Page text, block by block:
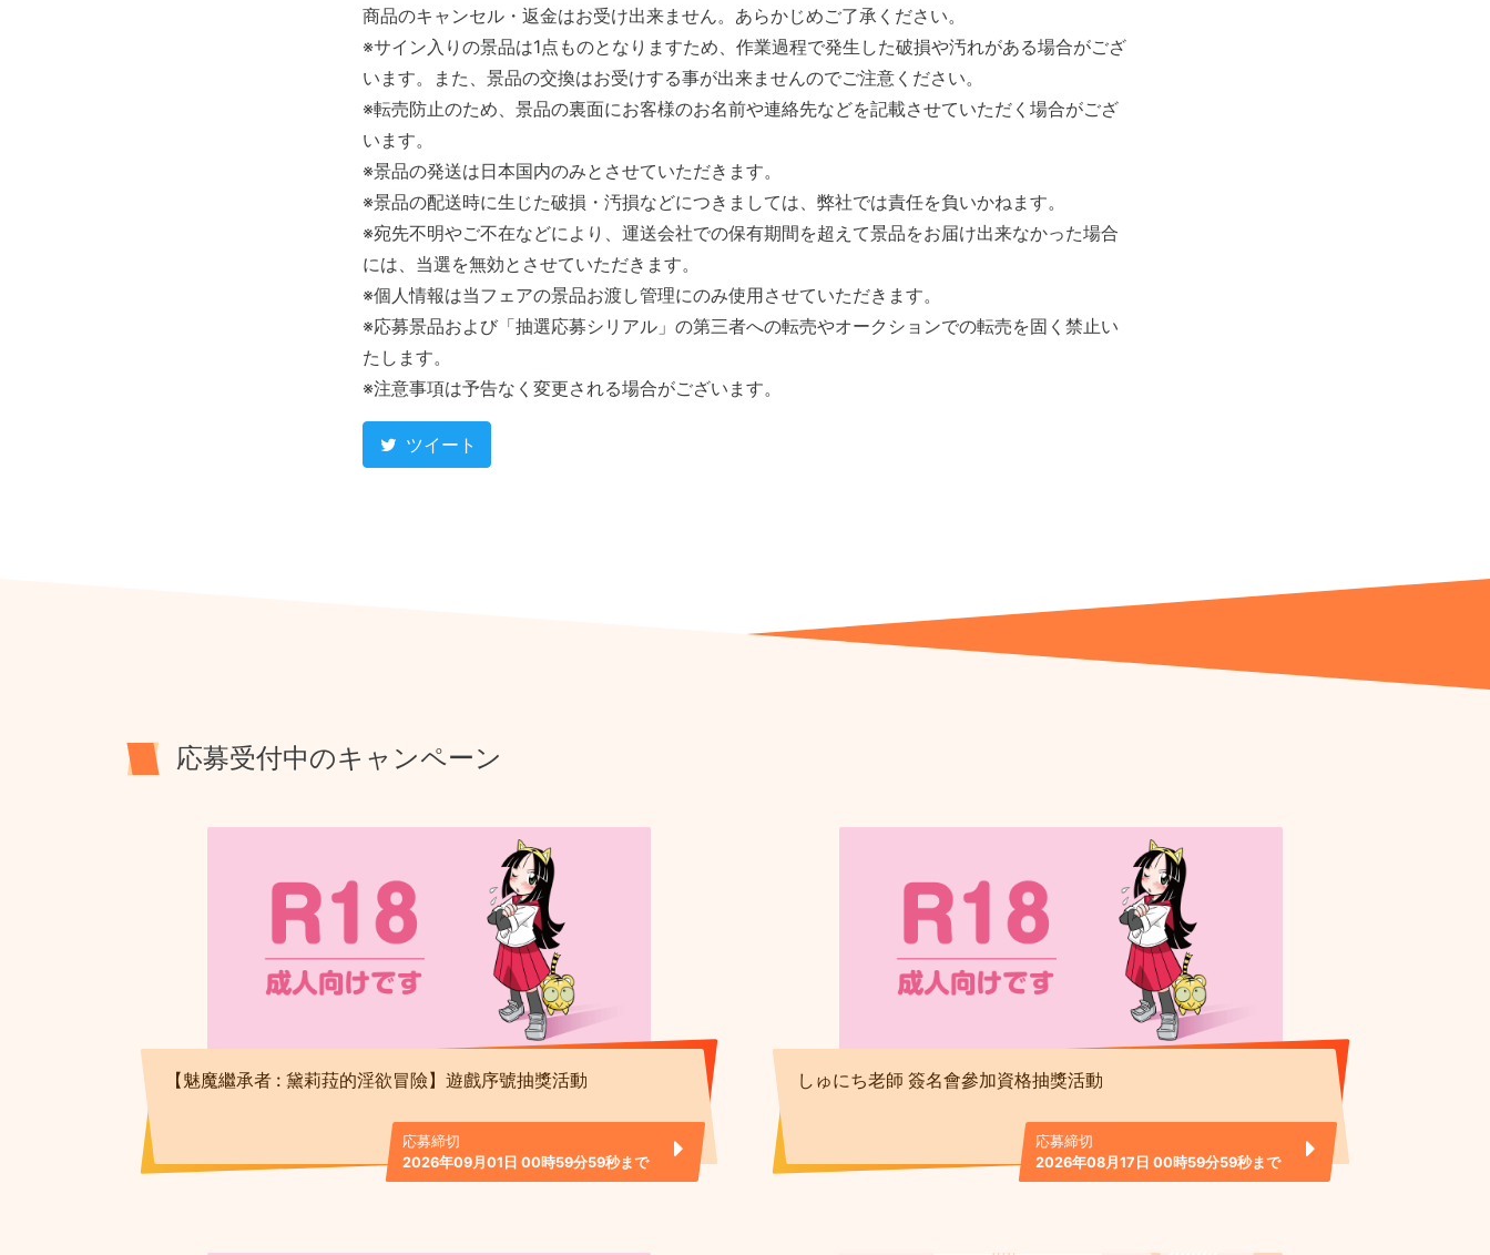
商品のキャンセル・返金はお受け出来ません。あらかじめご了承ください。
※サイン入りの景品は1点ものとなりますため、作業過程で発生した破損や汚れがある場合がござ
います。また、景品の交換はお受けする事が出来ませんのでご注意ください。
※転売防止のため、景品の裏面にお客様のお名前や連絡先などを記載させていただく場合がござ
います。
※景品の発送は日本国内のみとさせていただきます。
※景品の配送時に生じた破損・汚損などにつきましては、弊社では責任を負いかねます。
※宛先不明やご不在などにより、運送会社での保有期間を超えて景品をお届け出来なかった場合
には、当選を無効とさせていただきます。
※個人情報は当フェアの景品お渡し管理にのみ使用させていただきます。
※応募景品および「抽選応募シリアル」の第三者への転売やオークションでの転売を固く禁止い
たします。
※注意事項は予告なく変更される場合がございます。
ツイート
応募受付中のキャンペーン
【魅魔繼承者 : 黛莉菈的淫欲冒險】遊戲序號抽獎活動
応募締切
2026年09月01日 00時59分59秒まで
しゅにち老師 簽名會參加資格抽獎活動
応募締切
2026年08月17日 00時59分59秒まで